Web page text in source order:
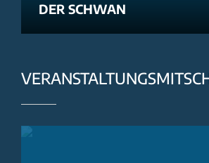
DER SCHWAN